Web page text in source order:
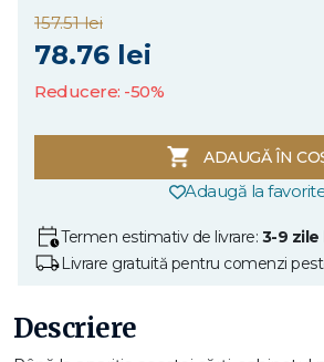
157.51 lei
78.76 lei
Reducere: -50%
ADAUGĂ ÎN
Adaugă la
Termen estimativ de livrare: 3-9
Livrare gratuită pentru comenzi
Descriere